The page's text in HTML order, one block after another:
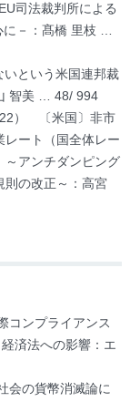
司法裁判所による
－：髙橋 里枝 …
という米国連邦裁
智美 … 48/ 994
） 〔米国〕非市
ート（国全体レー
アンチダンピング
則の改正～：高宮
コンプライアンス
済法への影響：エ
会の貨幣消滅論に